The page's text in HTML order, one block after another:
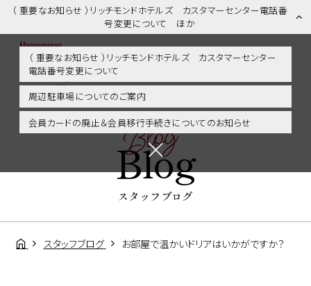
（ 重要なお知らせ ）リッチモンドホテルズ カスタマーセンター電話番
号変更について ほか
（ 重要なお知らせ ）リッチモンドホテルズ カスタマーセンター
電話番号変更について
周辺駐車場についてのご案内
会員カードの廃止＆会員移行手続きについてのお知らせ
スタッフブログ | 浜松市内・掛川・静岡エリアに好アクセス！リッチモ
ンドホテル浜松
Blog
Blog
スタッフブログ
スタッフブログ お部屋で温かいドリアはいかがですか？